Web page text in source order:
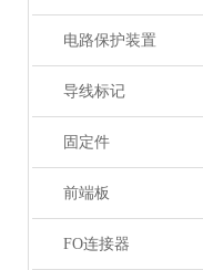
电路保护装置
导线标记
固定件
前端板
FO连接器